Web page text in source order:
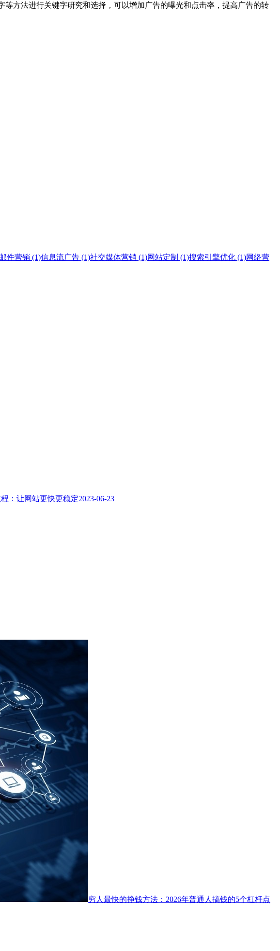
方法进行关键字研究和选择，可以增加广告的曝光和点击率，提高广告的转
邮件营销 (1)信息流广告 (1)社交媒体营销 (1)网站定制 (1)搜索引擎优化 (1)网络营
：让网站更快更稳定2023-06-23
穷人最快的挣钱方法：2026年普通人搞钱的5个杠杆点